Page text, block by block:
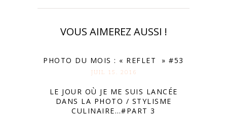
VOUS AIMEREZ AUSSI !
PHOTO DU MOIS : « REFLET » #53
JUIL 15. 2016
LE JOUR OÙ JE ME SUIS LANCÉE
DANS LA PHOTO / STYLISME
CULINAIRE…#PART 3